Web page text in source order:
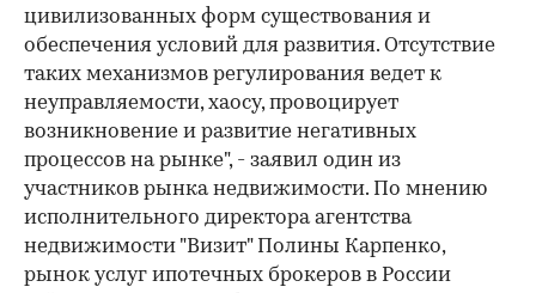
цивилизованных форм существования и
обеспечения условий для развития. Отсутствие
таких механизмов регулирования ведет к
неуправляемости, хаосу, провоцирует
возникновение и развитие негативных
процессов на рынке", - заявил один из
участников рынка недвижимости. По мнению
исполнительного директора агентства
недвижимости "Визит" Полины Карпенко,
рынок услуг ипотечных брокеров в России